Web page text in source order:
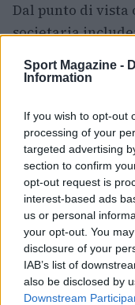
Sport Magazine -
Information
If you wish to opt-out
processing of your
targeted advertising
section to confirm
opt-out request is
interest-based ads
us or personal
your opt-out. You
disclosure of your
IAB’s list of
also be disclosed by
Downstream
Dal punto di
societaria
ruoli esterni e la
potranno
determineranno
squadra per la
Il nuovo corso
coniugare
uno sviluppo
giocatori adatti
di tradurre la